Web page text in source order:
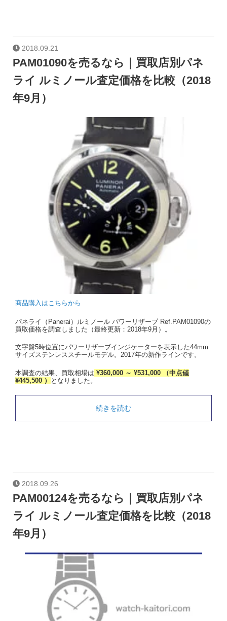
2018.09.21
PAM01090を売るなら｜買取店別パネ
ライ ルミノール査定価格を比較（2018
年9月）
商品購入はこちらから
パネライ（Panerai）ルミノール パワーリザーブ Ref.PAM01090の
買取価格を調査しました（最終更新：2018年9月）。
文字盤5時位置にパワーリザーブインジケーターを表示した44mm
サイズステンレススチールモデル。2017年の新作ラインです。
本調査の結果、買取相場は ¥360,000 ～ ¥531,000 （中点値
¥445,500 ）
となりました。
続きを読む
2018.09.26
PAM00124を売るなら｜買取店別パネ
ライ ルミノール査定価格を比較（2018
年9月）